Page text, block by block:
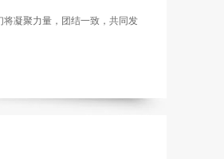
凝聚力量，团结一致，共同发